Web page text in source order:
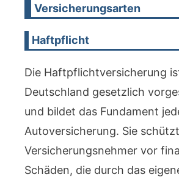
Versicherungsarten
Haftpflicht
Die Haftpflichtversicherung
Deutschland gesetzlich
und bildet das Fundament
Autoversicherung. Sie
Versicherungsnehmer vor
Schäden, die durch das